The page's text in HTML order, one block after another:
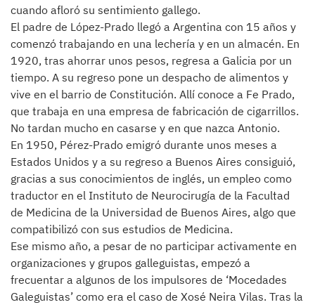
cuando afloró su sentimiento gallego.
El padre de López-Prado llegó a Argentina con 15 años y
comenzó trabajando en una lechería y en un almacén. En
1920, tras ahorrar unos pesos, regresa a Galicia por un
tiempo. A su regreso pone un despacho de alimentos y
vive en el barrio de Constitución. Allí conoce a Fe Prado,
que trabaja en una empresa de fabricación de cigarrillos.
No tardan mucho en casarse y en que nazca Antonio.
En 1950, Pérez-Prado emigró durante unos meses a
Estados Unidos y a su regreso a Buenos Aires consiguió,
gracias a sus conocimientos de inglés, un empleo como
traductor en el Instituto de Neurocirugía de la Facultad
de Medicina de la Universidad de Buenos Aires, algo que
compatibilizó con sus estudios de Medicina.
Ese mismo año, a pesar de no participar activamente en
organizaciones y grupos galleguistas, empezó a
frecuentar a algunos de los impulsores de ‘Mocedades
Galeguistas’ como era el caso de Xosé Neira Vilas. Tras la